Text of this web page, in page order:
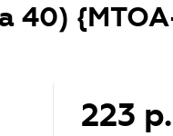
40)
223 р.